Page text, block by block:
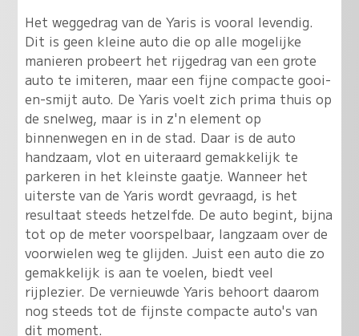
Het weggedrag van de Yaris is vooral levendig.
Dit is geen kleine auto die op alle mogelijke
manieren probeert het rijgedrag van een grote
auto te imiteren, maar een fijne compacte gooi-
en-smijt auto. De Yaris voelt zich prima thuis op
de snelweg, maar is in z'n element op
binnenwegen en in de stad. Daar is de auto
handzaam, vlot en uiteraard gemakkelijk te
parkeren in het kleinste gaatje. Wanneer het
uiterste van de Yaris wordt gevraagd, is het
resultaat steeds hetzelfde. De auto begint, bijna
tot op de meter voorspelbaar, langzaam over de
voorwielen weg te glijden. Juist een auto die zo
gemakkelijk is aan te voelen, biedt veel
rijplezier. De vernieuwde Yaris behoort daarom
nog steeds tot de fijnste compacte auto's van
dit moment.